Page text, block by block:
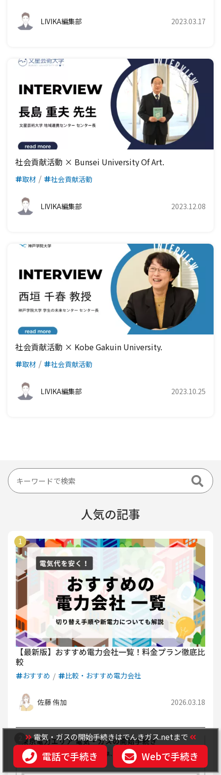
LIVIKA編集部 2023.03.17
社会貢献活動 × Bunsei University Of Art.
取材 社会貢献活動
LIVIKA編集部 2023.12.08
社会貢献活動 × Kobe Gakuin University.
取材 社会貢献活動
LIVIKA編集部 2023.10.25
人気の記事
【最新版】おすすめ電力会社一覧！料金プラン徹底比
較
おすすめ 比較・おすすめ電力会社
佐藤 侑加 2026.03.18
電気・ガスの開始手続きはでんきガス.netまで
電話で手続き Webで手続き